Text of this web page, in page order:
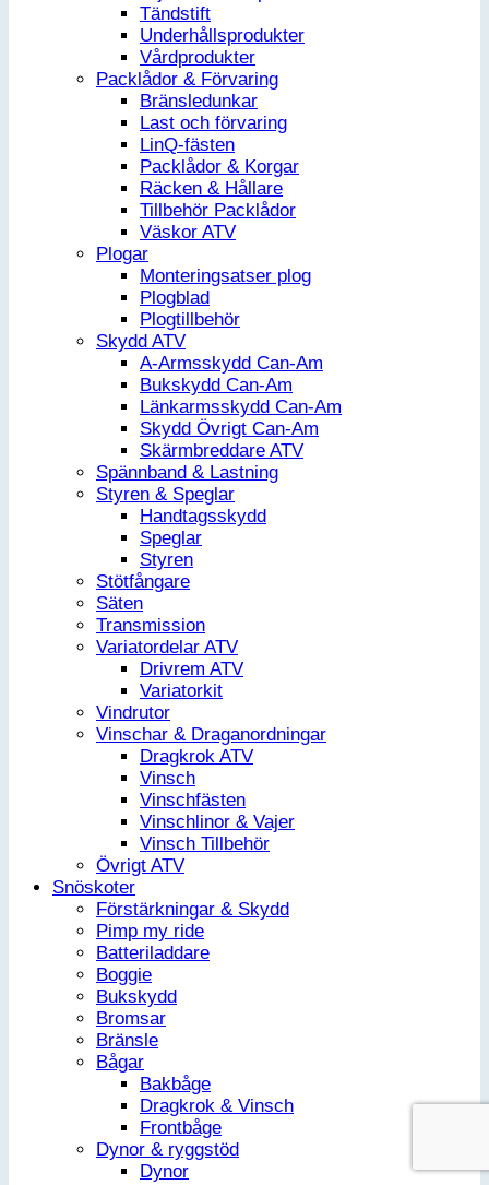
Tändstift
Underhållsprodukter
Vårdprodukter
Packlådor & Förvaring
Bränsledunkar
Last och förvaring
LinQ-fästen
Packlådor & Korgar
Räcken & Hållare
Tillbehör Packlådor
Väskor ATV
Plogar
Monteringsatser plog
Plogblad
Plogtillbehör
Skydd ATV
A-Armsskydd Can-Am
Bukskydd Can-Am
Länkarmsskydd Can-Am
Skydd Övrigt Can-Am
Skärmbreddare ATV
Spännband & Lastning
Styren & Speglar
Handtagsskydd
Speglar
Styren
Stötfångare
Säten
Transmission
Variatordelar ATV
Drivrem ATV
Variatorkit
Vindrutor
Vinschar & Draganordningar
Dragkrok ATV
Vinsch
Vinschfästen
Vinschlinor & Vajer
Vinsch Tillbehör
Övrigt ATV
Snöskoter
Förstärkningar & Skydd
Pimp my ride
Batteriladdare
Boggie
Bukskydd
Bromsar
Bränsle
Bågar
Bakbåge
Dragkrok & Vinsch
Frontbåge
Dynor & ryggstöd
Dynor